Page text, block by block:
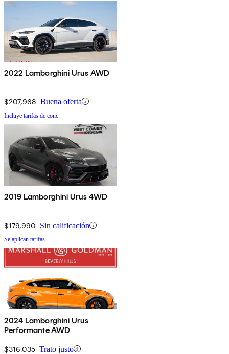
2022 Lamborghini Urus AWD
$207,968 Buena oferta
Incluye tarifas de conc.
2019 Lamborghini Urus 4WD
$179,990 Sin calificación
Se aplican tarifas
2024 Lamborghini Urus
Performante AWD
$316,035 Trato justo